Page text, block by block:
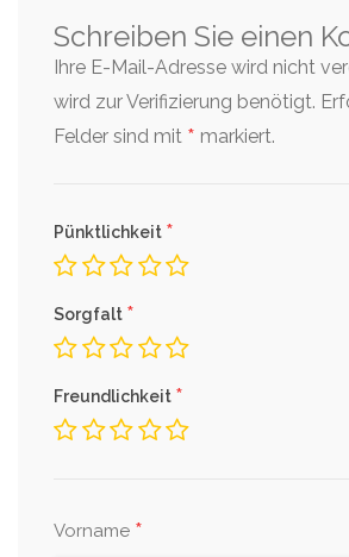
Schreiben Sie einen
Ihre E-Mail-Adresse wird nicht
wird zur Verifizierung benötigt.
Felder sind mit * markiert.
Pünktlichkeit *
Sorgfalt *
Freundlichkeit *
Vorname *